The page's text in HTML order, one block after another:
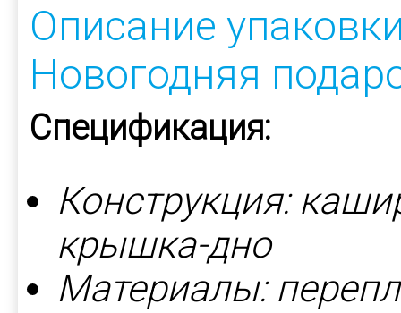
Описание
Новогодняя
Спецификация:
Конструкция:
крышка-дно
Материалы: